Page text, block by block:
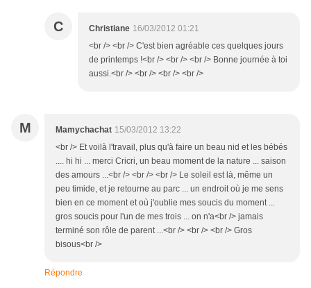
C Christiane 16/03/2012 01:21
<br /> <br /> C'est bien agréable ces quelques jours
de printemps !<br /> <br /> <br /> Bonne journée à toi
aussi.<br /> <br /> <br /> <br />
M Mamychachat 15/03/2012 13:22
<br /> Et voilà l'travail, plus qu'à faire un beau nid et les bébés
.... hi hi ... merci Cricri, un beau moment de la nature ... saison
des amours ...<br /> <br /> <br /> Le soleil est là, même un
peu timide, et je retourne au parc ... un endroit où je me sens
bien en ce moment et où j'oublie mes soucis du moment ...
gros soucis pour l'un de mes trois ... on n'a<br /> jamais
terminé son rôle de parent ...<br /> <br /> <br /> Gros
bisous<br />
Répondre